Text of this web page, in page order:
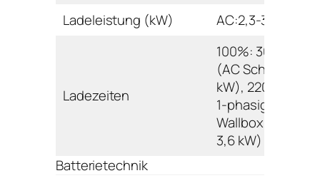
Ladeleistung (kW)
AC:2,3-3,6
Ladezeiten
100%: 300 min.
(AC Schuko 2,3
kW), 220 min.
1-phasig
Wallbox/
3,6 kW)
Batterietechnik